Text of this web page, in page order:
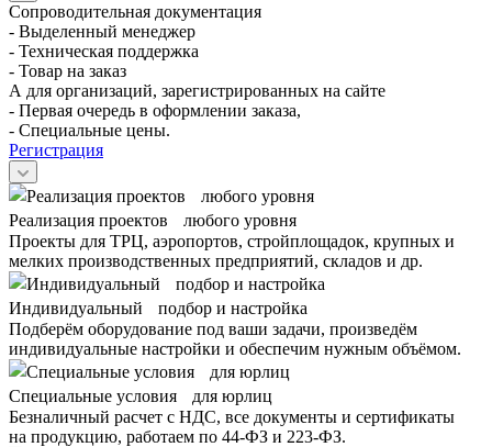
Сопроводительная документация
- Выделенный менеджер
- Техническая поддержка
- Товар на заказ
А для организаций, зарегистрированных на сайте
- Первая очередь в оформлении заказа,
- Специальные цены.
Регистрация
Реализация проектов любого уровня
Проекты для ТРЦ, аэропортов, стройплощадок, крупных и
мелких производственных предприятий, складов и др.
Индивидуальный подбор и настройка
Подберём оборудование под ваши задачи, произведём
индивидуальные настройки и обеспечим нужным объёмом.
Специальные условия для юрлиц
Безналичный расчет с НДС, все документы и сертификаты
на продукцию, работаем по 44-ФЗ и 223-ФЗ.